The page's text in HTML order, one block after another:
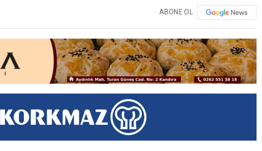
ABONE OL